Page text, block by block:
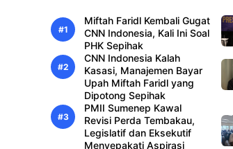
Miftah Faridl Kembali Gugat
CNN Indonesia, Kali Ini Soal
PHK Sepihak
CNN Indonesia Kalah
Kasasi, Manajemen Bayar
Upah Miftah Faridl yang
Dipotong Sepihak
PMII Sumenep Kawal
Revisi Perda Tembakau,
Legislatif dan Eksekutif
Menyepakati Aspirasi